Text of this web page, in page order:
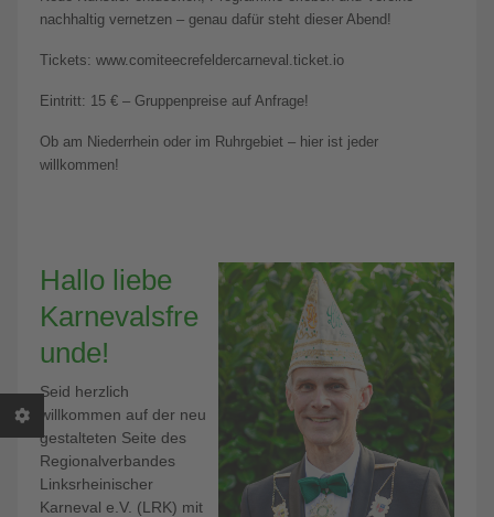
nachhaltig vernetzen – genau dafür steht dieser Abend!
Tickets: www.comiteecrefeldercarneval.ticket.io
Eintritt: 15 € – Gruppenpreise auf Anfrage!
Ob am Niederrhein oder im Ruhrgebiet – hier ist jeder
willkommen!
Hallo liebe
Karnevalsfre
unde!
Seid herzlich
willkommen auf der neu
gestalteten Seite des
Regionalverbandes
Linksrheinischer
Karneval e.V. (LRK) mit